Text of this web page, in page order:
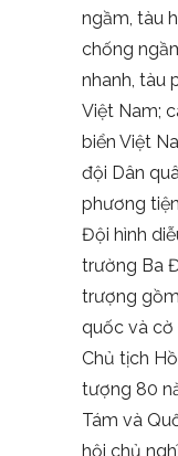
ngầm, tàu
chống
nhanh, tàu
Việt Nam;
biển Việt
đội Dân
phương
Đội hình
trường Ba
trượng
quốc và cờ
Chủ tịch
tượng 80
Tám và
hội chủ